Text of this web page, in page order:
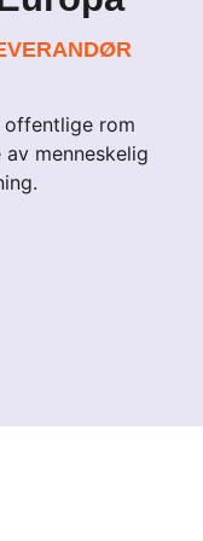
offentlige rom
menneskelig